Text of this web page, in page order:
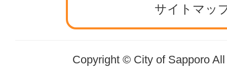
サイトマッ
Copyright © City of Sapporo